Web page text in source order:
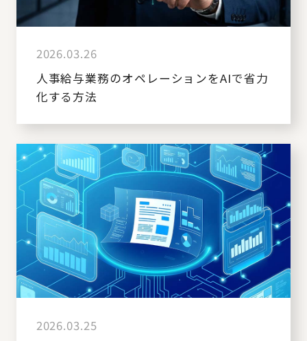
2026.03.26
人事給与業務のオペレーションをAIで省力
化する方法
2026.03.25